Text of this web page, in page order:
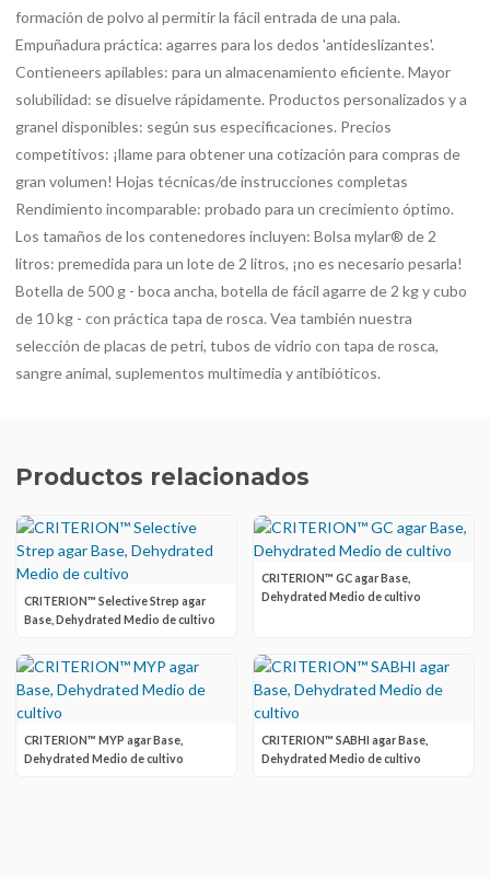
formación de polvo al permitir la fácil entrada de una pala.
Empuñadura práctica: agarres para los dedos 'antideslizantes'.
Contieneers apilables: para un almacenamiento eficiente. Mayor
solubilidad: se disuelve rápidamente. Productos personalizados y a
granel disponibles: según sus especificaciones. Precios
competitivos: ¡llame para obtener una cotización para compras de
gran volumen! Hojas técnicas/de instrucciones completas
Rendimiento incomparable: probado para un crecimiento óptimo.
Los tamaños de los contenedores incluyen: Bolsa mylar® de 2
litros: premedida para un lote de 2 litros, ¡no es necesario pesarla!
Botella de 500 g - boca ancha, botella de fácil agarre de 2 kg y cubo
de 10 kg - con práctica tapa de rosca. Vea también nuestra
selección de placas de petri, tubos de vidrio con tapa de rosca,
sangre animal, suplementos multimedia y antibióticos.
Productos relacionados
CRITERION™ Selective Strep agar
Base, Dehydrated Medio de cultivo
CRITERION™ GC agar Base,
Dehydrated Medio de cultivo
CRITERION™ MYP agar Base,
Dehydrated Medio de cultivo
CRITERION™ SABHI agar Base,
Dehydrated Medio de cultivo